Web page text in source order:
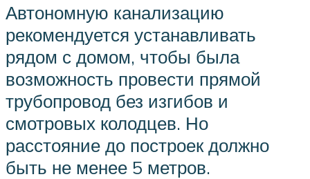
Автономную канализацию
рекомендуется устанавливать
рядом с домом, чтобы была
возможность провести прямой
трубопровод без изгибов и
смотровых колодцев. Но
расстояние до построек должно
быть не менее 5 метров.